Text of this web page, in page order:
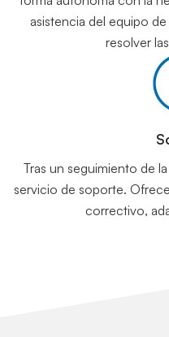
asistencia del equipo
resolver
Tras un seguimiento de
servicio de soporte.
correctivo,